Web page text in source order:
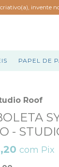
criativo(a), invente
PAPEL DE
Roof
-
com Pix